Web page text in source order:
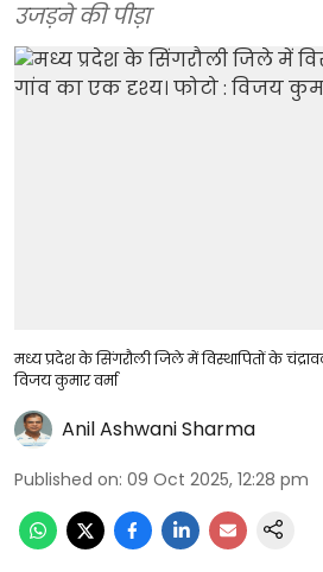
उजड़ने की पीड़ा
मध्य प्रदेश के सिंगरौली जिले में विस्थापितों के
विजय कुमार वर्मा
Anil Ashwani Sharma
Published on: 09 Oct 2025, 12:28 pm